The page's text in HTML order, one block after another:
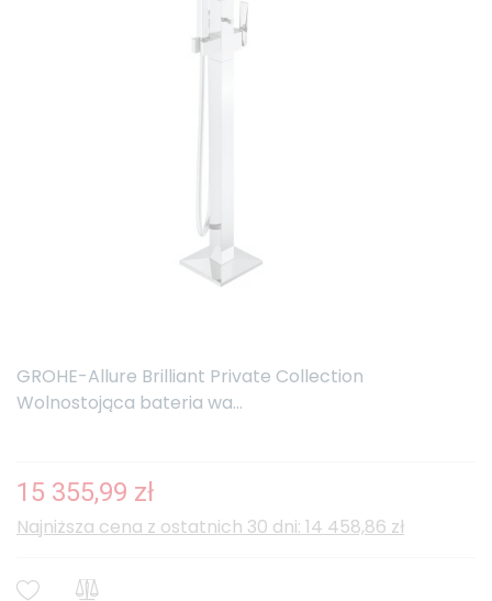
GROHE-Allure Brilliant Private Collection
Wolnostojąca bateria wa...
15 355,99 zł
Najniższa cena z ostatnich 30 dni: 14 458,86 zł